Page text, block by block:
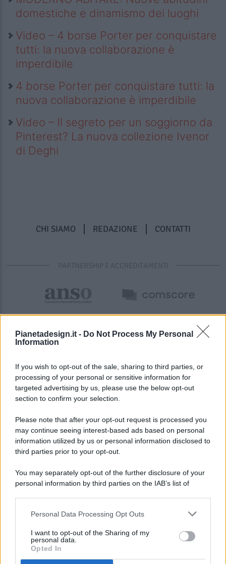
Pianetadesign.it - Do Not Process My Personal
Information
If you wish to opt-out of the sale, sharing to third parties, or
processing of your personal or sensitive information for
targeted advertising by us, please use the below opt-out
section to confirm your selection.
Please note that after your opt-out request is processed you
may continue seeing interest-based ads based on personal
information utilized by us or personal information disclosed to
third parties prior to your opt-out.
You may separately opt-out of the further disclosure of your
personal information by third parties on the IAB’s list of
This information may also be disclosed by us to third parties
disclose it to other third parties.
Personal Data Processing Opt Outs
I want to opt-out of the Sharing of my
personal data.
Opted In
domestiche e dinamismo dei luoghi
Video – 4 borse Porter per conquistare
tutti: la nuova collaborazione è
imperdibile
4 borse Porter per conquistare tutti: la
nuova collaborazione è imperdibile
Video – Il segreto per un soggiorno da
Pinterest? La nuova collezione Ivenor
di Deghi
CHI SIAMO REDAZIONE CONTATTI
PARTNERSHIP E ACCREDITAMENTI
© 2026 - Pianeta Design - P.IVA 04827280654 - Testata
Registrata Al Tribunale Di Nocera Inferiore N. 8/2020 - RG N.
ISCRIZIONE AL ROC N. 35792 – ISCRITTA ALL’ANSO
(ASSOCIAZIONE NAZIONALE STAMPA ONLINE)
PREFERENZE PRIVACY